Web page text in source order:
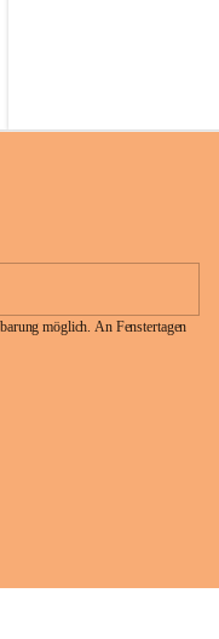
möglich. An Fenstertagen